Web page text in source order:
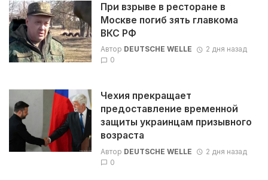
При взрыве в ресторане в
Москве погиб зять главкома
ВКС РФ
Автор DEUTSCHE WELLE
2 дня назад
0
Чехия прекращает
предоставление временной
защиты украинцам призывного
возраста
Автор DEUTSCHE WELLE
2 дня назад
0